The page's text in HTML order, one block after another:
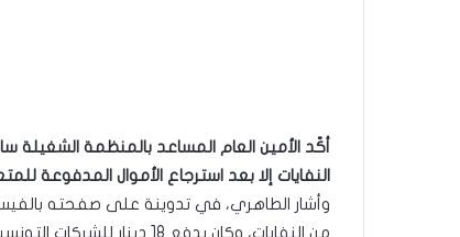
أكّد الأمين العام المساعد بالمنظمة الشغيلة
النفايات إلا بعد استرجاع الأموال المدفوعة
من النفايات، وكان يدفع 18 دينار للشركات التونسية العاملة في مجال النفايات أو للبلديات، للتخلص من القمامة”.